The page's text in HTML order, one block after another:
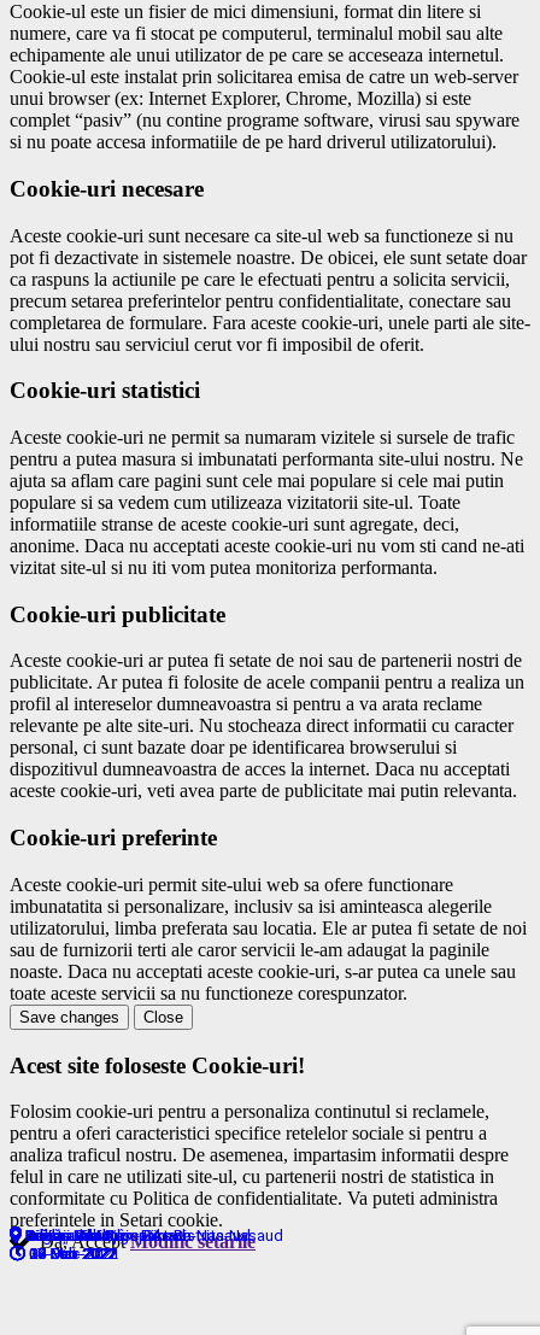
Aninoasa - Arges
30-Jun-2021
Bacău de Mijloc - Arad
09-Dec-2021
Lugașu de Sus - Bihor
18-Oct-2021
Silivașu de Câmpie - Bistrita-Nasaud
14-Mar-2022
Galații Bistriței - Bistrita-Nasaud
10-Feb-2022
Sibiu - Sibiu
17-Mar-2022
Sibiu - Sibiu
17-Mar-2022
Bistra - Alba
03-Feb-2022
Brăila - Braila
07-Mar-2022
Brăila - Braila
28-Mar-2022
Cookie-ul este un fisier de mici dimensiuni, format din litere si
numere, care va fi stocat pe computerul, terminalul mobil sau alte
echipamente ale unui utilizator de pe care se acceseaza internetul.
Cookie-ul este instalat prin solicitarea emisa de catre un web-server
unui browser (ex: Internet Explorer, Chrome, Mozilla) si este
complet “pasiv” (nu contine programe software, virusi sau spyware
si nu poate accesa informatiile de pe hard driverul utilizatorului).
Cookie-uri necesare
Aceste cookie-uri sunt necesare ca site-ul web sa functioneze si nu
pot fi dezactivate in sistemele noastre. De obicei, ele sunt setate doar
ca raspuns la actiunile pe care le efectuati pentru a solicita servicii,
precum setarea preferintelor pentru confidentialitate, conectare sau
completarea de formulare. Fara aceste cookie-uri, unele parti ale site-
ului nostru sau serviciul cerut vor fi imposibil de oferit.
Cookie-uri statistici
Aceste cookie-uri ne permit sa numaram vizitele si sursele de trafic
pentru a putea masura si imbunatati performanta site-ului nostru. Ne
ajuta sa aflam care pagini sunt cele mai populare si cele mai putin
populare si sa vedem cum utilizeaza vizitatorii site-ul. Toate
informatiile stranse de aceste cookie-uri sunt agregate, deci,
anonime. Daca nu acceptati aceste cookie-uri nu vom sti cand ne-ati
vizitat site-ul si nu iti vom putea monitoriza performanta.
Cookie-uri publicitate
Aceste cookie-uri ar putea fi setate de noi sau de partenerii nostri de
publicitate. Ar putea fi folosite de acele companii pentru a realiza un
profil al intereselor dumneavoastra si pentru a va arata reclame
relevante pe alte site-uri. Nu stocheaza direct informatii cu caracter
personal, ci sunt bazate doar pe identificarea browserului si
dispozitivul dumneavoastra de acces la internet. Daca nu acceptati
aceste cookie-uri, veti avea parte de publicitate mai putin relevanta.
Cookie-uri preferinte
Aceste cookie-uri permit site-ului web sa ofere functionare
imbunatatita si personalizare, inclusiv sa isi aminteasca alegerile
utilizatorului, limba preferata sau locatia. Ele ar putea fi setate de noi
sau de furnizorii terti ale caror servicii le-am adaugat la paginile
noaste. Daca nu acceptati aceste cookie-uri, s-ar putea ca unele sau
toate aceste servicii sa nu functioneze corespunzator.
Save changes Close
Acest site foloseste Cookie-uri!
Folosim cookie-uri pentru a personaliza continutul si reclamele,
pentru a oferi caracteristici specifice retelelor sociale si pentru a
analiza traficul nostru. De asemenea, impartasim informatii despre
felul in care ne utilizati site-ul, cu partenerii nostri de statistica in
conformitate cu Politica de confidentialitate. Va puteti administra
preferintele in Setari cookie.
Da, Accept Modific setarile